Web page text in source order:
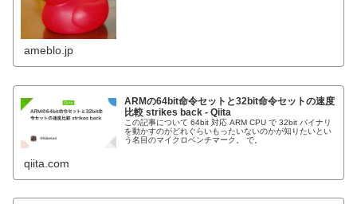
ameblo.jp
ARMの64bit命令セットと32bit命令セットの速度
比較 strikes back - Qiita
この記事について 64bit 対応 ARM CPU で 32bit バイナリ
を動かすのがどれぐらいもったいないのかが知りたいとい
う名目のマイクロベンチマーク。 で。
qiita.com